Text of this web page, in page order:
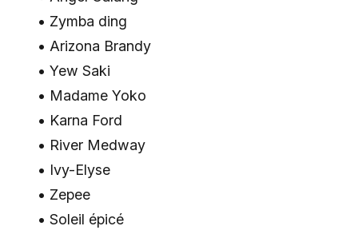
• Zymba ding
• Arizona Brandy
• Yew Saki
• Madame Yoko
• Karna Ford
• River Medway
• Ivy-Elyse
• Zepee
• Soleil épicé